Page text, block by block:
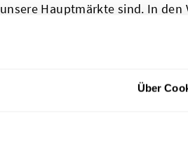
Über
Hauptmärkte sind. In
Staaten sind unser
Kunden werden
Shop in den USA einkaufst,
Welt, wodurch wir
Unser englischsprachiger